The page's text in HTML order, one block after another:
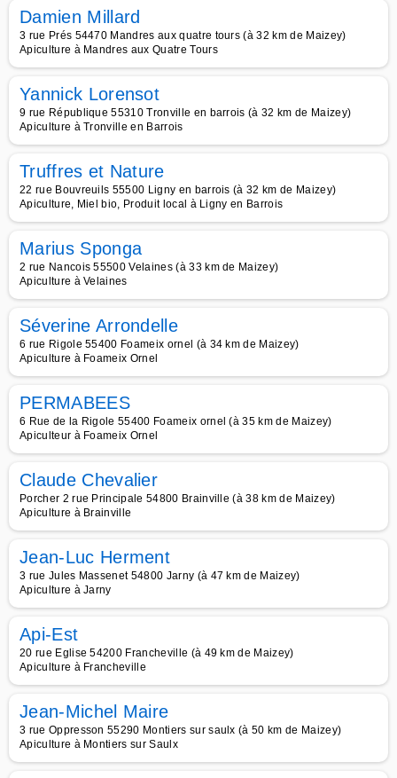
Damien Millard
3 rue Prés 54470 Mandres aux quatre tours (à 32 km de Maizey)
Apiculture à Mandres aux Quatre Tours
Yannick Lorensot
9 rue République 55310 Tronville en barrois (à 32 km de Maizey)
Apiculture à Tronville en Barrois
Truffres et Nature
22 rue Bouvreuils 55500 Ligny en barrois (à 32 km de Maizey)
Apiculture, Miel bio, Produit local à Ligny en Barrois
Marius Sponga
2 rue Nancois 55500 Velaines (à 33 km de Maizey)
Apiculture à Velaines
Séverine Arrondelle
6 rue Rigole 55400 Foameix ornel (à 34 km de Maizey)
Apiculture à Foameix Ornel
PERMABEES
6 Rue de la Rigole 55400 Foameix ornel (à 35 km de Maizey)
Apiculteur à Foameix Ornel
Claude Chevalier
Porcher 2 rue Principale 54800 Brainville (à 38 km de Maizey)
Apiculture à Brainville
Jean-Luc Herment
3 rue Jules Massenet 54800 Jarny (à 47 km de Maizey)
Apiculture à Jarny
Api-Est
20 rue Eglise 54200 Francheville (à 49 km de Maizey)
Apiculture à Francheville
Jean-Michel Maire
3 rue Oppresson 55290 Montiers sur saulx (à 50 km de Maizey)
Apiculture à Montiers sur Saulx